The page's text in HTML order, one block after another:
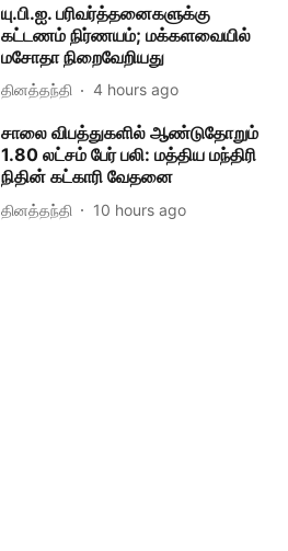
யு.பி.ஐ. பரிவர்த்தனைகளுக்கு
கட்டணம் நிர்ணயம்; மக்களவையில்
மசோதா நிறைவேறியது
தினத்தந்தி 4 hours ago
சாலை விபத்துகளில் ஆண்டுதோறும்
1.80 லட்சம் பேர் பலி: மத்திய மந்திரி
நிதின் கட்காரி வேதனை
தினத்தந்தி 10 hours ago